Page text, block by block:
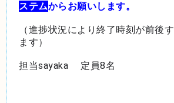
ステムからお願いします。
（進捗状況により終了時刻が前後
ます）
担当sayaka 定員8名